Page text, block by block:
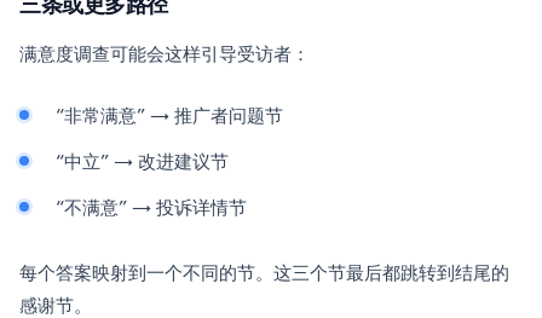
满意度调查可能会这样引导受访者：
“非常满意” → 推广者问题节
“中立” → 改进建议节
“不满意” → 投诉详情节
每个答案映射到一个不同的节。这三个节最后都跳转到结尾的
感谢节。